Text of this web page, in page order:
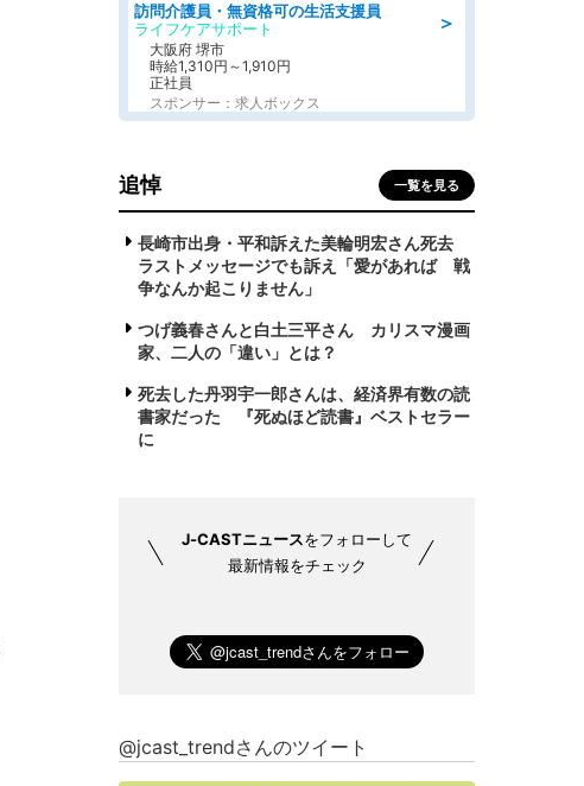
＞
訪問介護員・無資格可の生活支援員
ライフケアサポート
大阪府 堺市
時給1,310円～1,910円
正社員
スポンサー：求人ボックス
追悼 一覧を見る
長崎市出身・平和訴えた美輪明宏さん死去
ラストメッセージでも訴え「愛があれば 戦
争なんか起こりません」
つげ義春さんと白土三平さん カリスマ漫画
家、二人の「違い」とは？
死去した丹羽宇一郎さんは、経済界有数の読
書家だった 『死ぬほど読書』ベストセラー
に
J-CASTニュースをフォローして
最新情報をチェック
@jcast_trendさんのツイート